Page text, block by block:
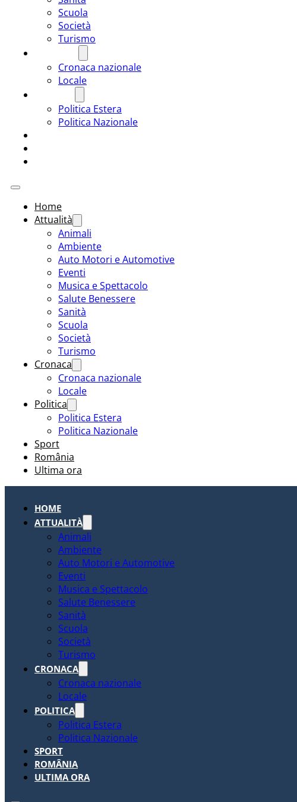
Scuola
Società
Turismo
Cronaca nazionale
Locale
Politica Estera
Politica Nazionale
Home
Attualità
Animali
Ambiente
Auto Motori e Automotive
Eventi
Musica e Spettacolo
Salute Benessere
Sanità
Scuola
Società
Turismo
Cronaca
Cronaca nazionale
Locale
Politica
Politica Estera
Politica Nazionale
Sport
România
Ultima ora
HOME
ATTUALITÀ
Animali
Ambiente
Auto Motori e Automotive
Eventi
Musica e Spettacolo
Salute Benessere
Sanità
Scuola
Società
Turismo
CRONACA
Cronaca nazionale
Locale
POLITICA
Politica Estera
Politica Nazionale
SPORT
ROMÂNIA
ULTIMA ORA